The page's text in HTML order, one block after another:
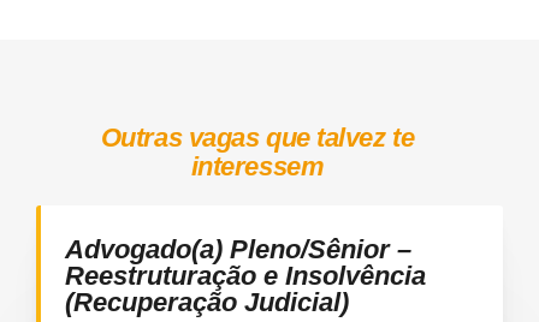
Outras vagas que talvez te
interessem
Advogado(a) Pleno/Sênior –
Reestruturação e Insolvência
(Recuperação Judicial)